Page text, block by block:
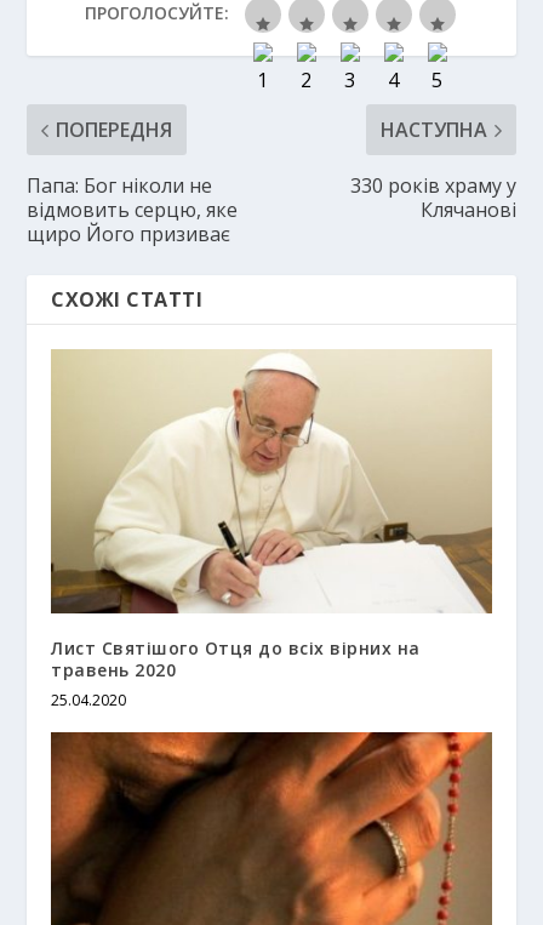
ПРОГОЛОСУЙТЕ:
ПОПЕРЕДНЯ
Папа: Бог ніколи не
відмовить серцю, яке
щиро Його призиває
НАСТУПНА
330 років храму у
Клячанові
СХОЖІ СТАТТІ
Лист Святішого Отця до всіх вірних на
травень 2020
25.04.2020